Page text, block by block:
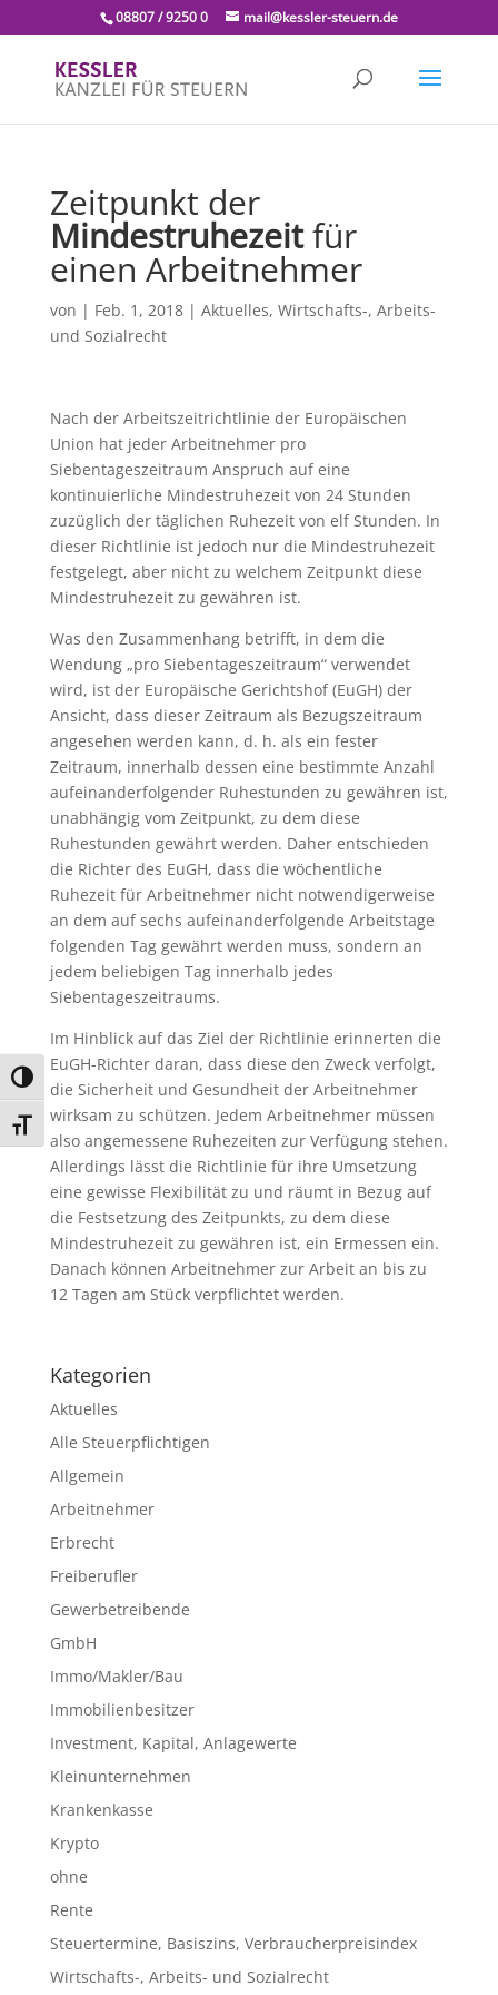
Umschalten auf hohe Kontraste
Schrift vergrößern
08807 / 9250 0 mail@kessler-steuern.de
Zeitpunkt der
Mindestruhezeitfür
einen Arbeitnehmer
von | Feb. 1, 2018| Aktuelles, Wirtschafts-, Arbeits-
und Sozialrecht
Nach der Arbeitszeitrichtlinie der Europäischen
Union hat jeder Arbeitnehmer pro
Siebentageszeitraum Anspruch auf eine
kontinuierliche Mindestruhezeit von 24 Stunden
zuzüglich der täglichen Ruhezeit von elf Stunden. In
dieser Richtlinie ist jedoch nur die Mindestruhezeit
festgelegt, aber nicht zu welchem Zeitpunkt diese
Mindestruhezeit zu gewähren ist.
Was den Zusammenhang betrifft, in dem die
Wendung „pro Siebentageszeitraum“ verwendet
wird, ist der Europäische Gerichtshof (EuGH) der
Ansicht, dass dieser Zeitraum als Bezugszeitraum
angesehen werden kann, d. h. als ein fester
Zeitraum, innerhalb dessen eine bestimmte Anzahl
aufeinanderfolgender Ruhestunden zu gewähren ist,
unabhängig vom Zeitpunkt, zu dem diese
Ruhestunden gewährt werden. Daher entschieden
die Richter des EuGH, dass die wöchentliche
Ruhezeit für Arbeitnehmer nicht notwendigerweise
an dem auf sechs aufeinanderfolgende Arbeitstage
folgenden Tag gewährt werden muss, sondern an
jedem beliebigen Tag innerhalb jedes
Siebentageszeitraums.
Im Hinblick auf das Ziel der Richtlinie erinnerten die
EuGH-Richter daran, dass diese den Zweck verfolgt,
die Sicherheit und Gesundheit der Arbeitnehmer
wirksam zu schützen. Jedem Arbeitnehmer müssen
also angemessene Ruhezeiten zur Verfügung stehen.
Allerdings lässt die Richtlinie für ihre Umsetzung
eine gewisse Flexibilität zu und räumt in Bezug auf
die Festsetzung des Zeitpunkts, zu dem diese
Mindestruhezeit zu gewähren ist, ein Ermessen ein.
Danach können Arbeitnehmer zur Arbeit an bis zu
12 Tagen am Stück verpflichtet werden.
Kategorien
Aktuelles
Alle Steuerpflichtigen
Allgemein
Arbeitnehmer
Erbrecht
Freiberufler
Gewerbetreibende
GmbH
Immo/Makler/Bau
Immobilienbesitzer
Investment, Kapital, Anlagewerte
Kleinunternehmen
Krankenkasse
Krypto
ohne
Rente
Steuertermine, Basiszins, Verbraucherpreisindex
Wirtschafts-, Arbeits- und Sozialrecht